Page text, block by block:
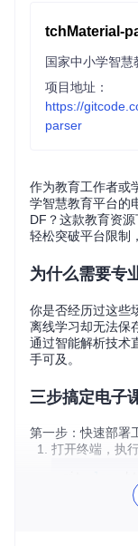
tchMaterial-
项目地址：
https://
parser
作为教育工作者或
学智慧教育平台的
DF？这款教育资
轻松突破平台限制
为什么需要专
你是否经历过这些
离线学习却无法保
通过智能解析技术
手可及。
三步搞定电子
第一步：快速部署
打开终端，执